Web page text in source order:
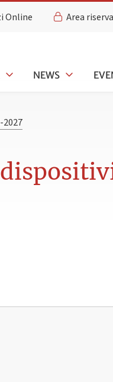
Online Area
NEWS
2027